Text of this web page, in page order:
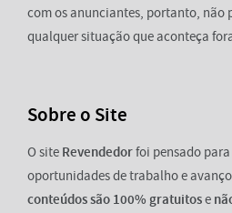
com os anunciantes, portanto, não
qualquer situação que aconteça
Sobre o Site
O site Revendedorfoi pensado
oportunidades de trabalho e
conteúdos são 100% gratuitose